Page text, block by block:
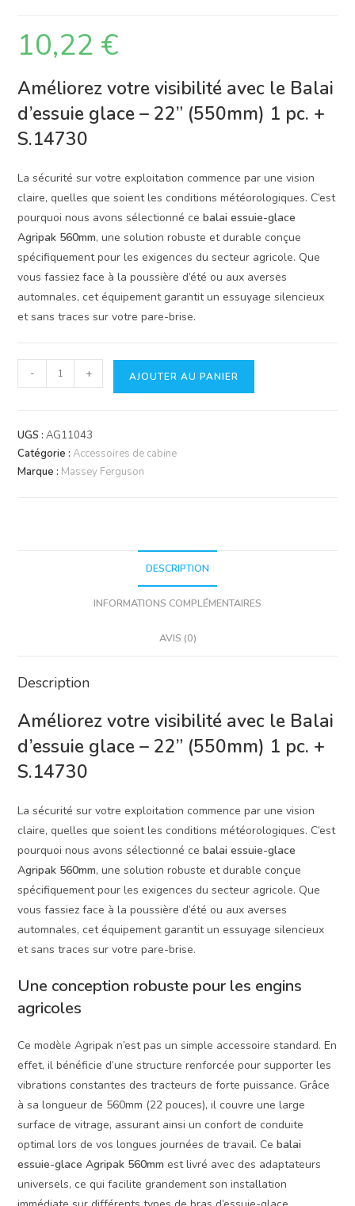
10,22 €
Améliorez votre visibilité avec le Balai
d’essuie glace – 22” (550mm) 1 pc. +
S.14730
La sécurité sur votre exploitation commence par une vision
claire, quelles que soient les conditions météorologiques. C’est
pourquoi nous avons sélectionné cebalai essuie-glace
Agripak 560mm, une solution robuste et durable conçue
spécifiquement pour les exigences du secteur agricole. Que
vous fassiez face à la poussière d’été ou aux averses
automnales, cet équipement garantit un essuyage silencieux
et sans traces sur votre pare-brise.
quantité
de
Essuie-
Glace
Agripak
- + AJOUTER AU PANIER
UGS :AG11043
Catégorie :Accessoires de cabine
Marque : Massey Ferguson
DESCRIPTION
INFORMATIONS COMPLÉMENTAIRES
AVIS (0)
Description
Améliorez votre visibilité avec le Balai
d’essuie glace – 22” (550mm) 1 pc. +
S.14730
La sécurité sur votre exploitation commence par une vision
claire, quelles que soient les conditions météorologiques. C’est
pourquoi nous avons sélectionné cebalai essuie-glace
Agripak 560mm, une solution robuste et durable conçue
spécifiquement pour les exigences du secteur agricole. Que
vous fassiez face à la poussière d’été ou aux averses
automnales, cet équipement garantit un essuyage silencieux
et sans traces sur votre pare-brise.
Une conception robuste pour les engins
agricoles
Ce modèle Agripak n’est pas un simple accessoire standard. En
effet, il bénéficie d’une structure renforcée pour supporter les
vibrations constantes des tracteurs de forte puissance. Grâce
à sa longueur de 560mm (22 pouces), il couvre une large
surface de vitrage, assurant ainsi un confort de conduite
optimal lors de vos longues journées de travail. Cebalai
essuie-glace Agripak 560mm est livré avec des adaptateurs
universels, ce qui facilite grandement son installation